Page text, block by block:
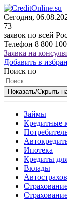
Сегодня,
73
заявок по всей
Телефон 8 800
Заявка на
Добавить в
Поиск по
Показать/Скрыть
Займы
Кредитные
Ипотека
Кредиты
Вклады